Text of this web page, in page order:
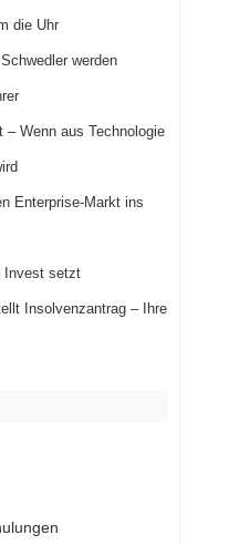
die Uhr
werden
– Wenn aus Technologie
Enterprise-Markt ins
Invest setzt
Insolvenzantrag – Ihre